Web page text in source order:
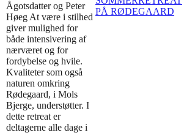
Ågotsdatter og Peter
Høeg At være i stilhed
giver mulighed for
både intensivering af
nærværet og for
fordybelse og hvile.
Kvaliteter som også
naturen omkring
Rødegaard, i Mols
Bjerge, understøtter. I
dette retreat er
deltagerne alle dage i
PÅ RØDEGAARD